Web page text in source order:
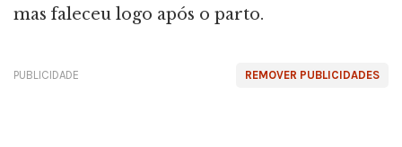
mas faleceu logo após o parto.
REMOVER PUBLICIDADES
PUBLICIDADE